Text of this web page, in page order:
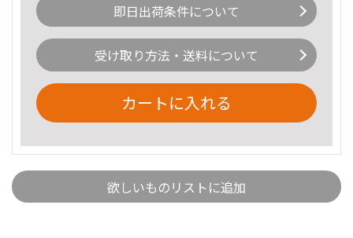
即日出荷条件について
受け取り方法・送料について
カートに入れる
欲しいものリストに追加